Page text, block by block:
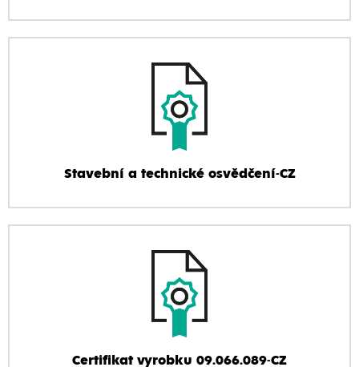
Stavební a technické osvědčení-CZ
Certifikat vyrobku 09.066.089-CZ